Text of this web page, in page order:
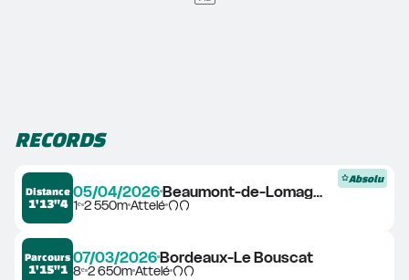
RECORDS
Distance
1'13"4
05/04/2026 Beaumont-de-Lomagne
1ᵉ2 550mAttelé
Absolu
Parcours
1'15"1
07/03/2026Bordeaux-Le Bouscat
8ᵉ2 650mAttelé